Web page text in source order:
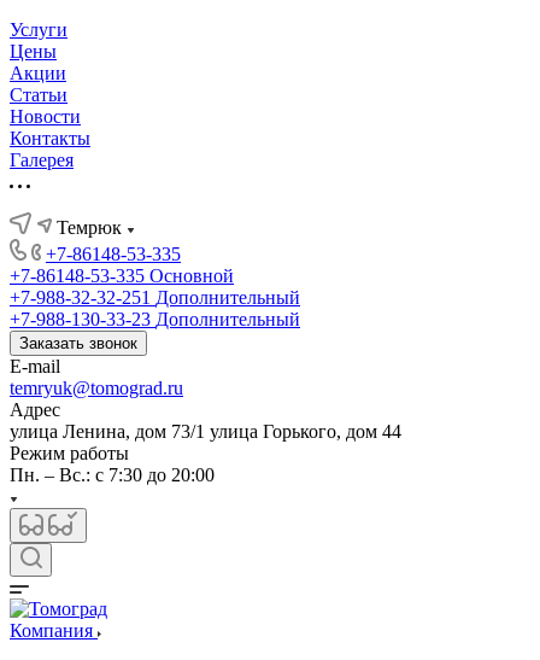
Услуги
Цены
Акции
Статьи
Новости
Контакты
Галерея
Темрюк
+7-86148-53-335
+7-86148-53-335 Основной
+7-988-32-32-251 Дополнительный
+7-988-130-33-23 Дополнительный
Заказать звонок
E-mail
temryuk@tomograd.ru
Адрес
улица Ленина, дом 73/1 улица Горького, дом 44
Режим работы
Пн. – Вс.: с 7:30 до 20:00
Компания